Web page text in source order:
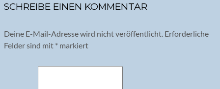
SCHREIBE EINEN KOMMENTAR
Deine E-Mail-Adresse wird nicht veröffentlicht. Erforderliche
Felder sind mit * markiert